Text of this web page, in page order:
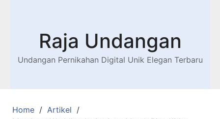
Raja Undangan
Undangan Pernikahan Digital Unik Elegan Terbaru
Home
Artikel